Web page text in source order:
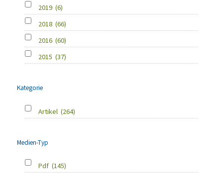
2019 (6)
2018 (66)
2016 (60)
2015 (37)
Kategorie
Artikel (264)
Medien-Typ
Pdf (145)